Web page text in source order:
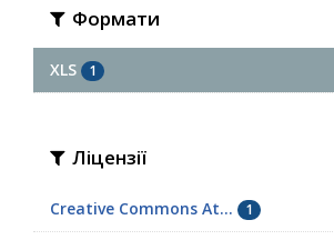
Формати
XLS 1
Ліцензії
Creative Commons At... 1